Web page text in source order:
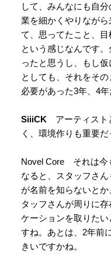
して、みんなにも自
業を細かくやりなが
て、思ってたこと、
という感じなんです
ったと思うし、もし
としても、それをそ
必要があった3年、4
SiiiCK アーティスト
く、環境作りも重要だ
Novel Core それは今
なると、スタッフさ
が名前を知らないと
タッフさんが周りに
ケーションを取りた
すね。あとは、2年前
きいですかね。